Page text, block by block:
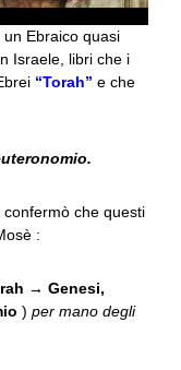
Ebraico quasi
Israele, libri che i
“Torah” e che
che questi
:
→ Genesi,
) per mano degli